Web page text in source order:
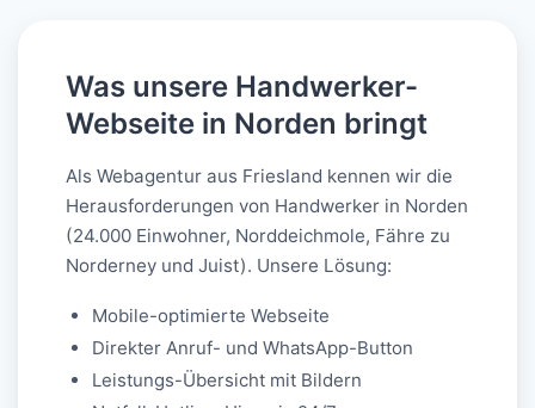
Was unsere Handwerker-
Webseite in Norden bringt
Als Webagentur aus Friesland kennen wir die
Herausforderungen von Handwerker in Norden
(24.000 Einwohner, Norddeichmole, Fähre zu
Norderney und Juist). Unsere Lösung:
Mobile-optimierte Webseite
Direkter Anruf- und WhatsApp-Button
Leistungs-Übersicht mit Bildern